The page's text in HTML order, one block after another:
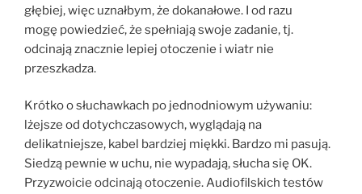
głębiej, więc uznałbym, że dokanałowe. I od razu
mogę powiedzieć, że spełniają swoje zadanie, tj.
odcinają znacznie lepiej otoczenie i wiatr nie
przeszkadza.
Krótko o słuchawkach po jednodniowym używaniu:
lżejsze od dotychczasowych, wyglądają na
delikatniejsze, kabel bardziej miękki. Bardzo mi pasują.
Siedzą pewnie w uchu, nie wypadają, słucha się OK.
Przyzwoicie odcinają otoczenie. Audiofilskich testów